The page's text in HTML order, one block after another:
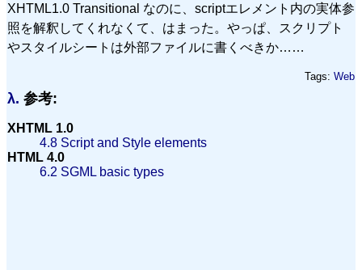
XHTML1.0 Transitional なのに、scriptエレメント内の実体参
照を解釈してくれなくて、はまった。やっぱ、スクリプト
やスタイルシートは外部ファイルに書くべきか……
Tags: Web
λ. 参考:
XHTML 1.0
4.8 Script and Style elements
HTML 4.0
6.2 SGML basic types